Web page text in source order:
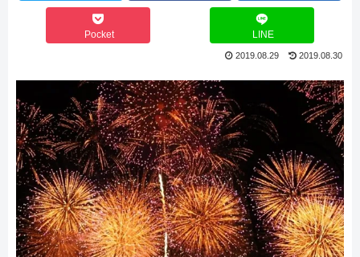
Pocket LINE
2019.08.30
2019.08.29